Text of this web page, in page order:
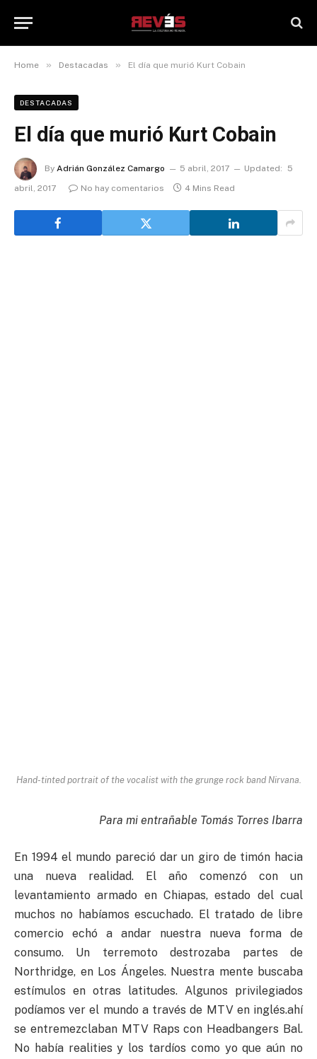
Home » Destacadas » El día que murió Kurt Cobain
DESTACADAS
El día que murió Kurt Cobain
By Adrián González Camargo 5 abril, 2017 Updated:
5
abril, 2017
No hay comentarios 4 Mins Read
Hand-tinted portrait of the vocalist with the grunge rock band Nirvana.
Para mi entrañable Tomás Torres Ibarra
En 1994 el mundo pareció dar un giro de timón hacia
una nueva realidad. El año comenzó con un
levantamiento armado en Chiapas, estado del cual
muchos no habíamos escuchado. El tratado de libre
comercio echó a andar nuestra nueva forma de
consumo. Un terremoto destrozaba partes de
Northridge, en Los Ángeles. Nuestra mente buscaba
estímulos en otras latitudes. Algunos privilegiados
podíamos ver el mundo a través de MTV en inglés.ahí
se entremezclaban MTV Raps con Headbangers Bal.
No había realities y los tardíos como yo que aún no